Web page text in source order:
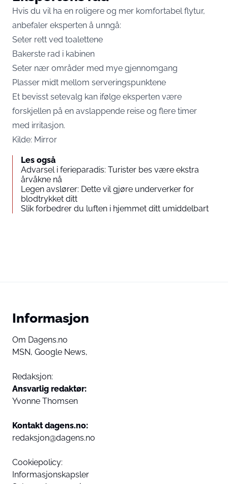
Hvis du vil ha en roligere og mer komfortabel flytur,
anbefaler eksperten å unngå:
Seter rett ved toalettene
Bakerste rad i kabinen
Seter nær områder med mye gjennomgang
Plasser midt mellom serveringspunktene
Et bevisst setevalg kan ifølge eksperten være
forskjellen på en avslappende reise og flere timer
med irritasjon.
Kilde: Mirror
Les også
Advarsel i ferieparadis: Turister bes være ekstra
årvåkne nå
Legen avslører: Dette vil gjøre underverker for
blodtrykket ditt
Slik forbedrer du luften i hjemmet ditt umiddelbart
Informasjon
Om Dagens.no
MSN, Google News,
Redaksjon:
Ansvarlig redaktør:
Yvonne Thomsen
Kontakt dagens.no:
redaksjon@dagens.no
Cookiepolicy:
Informasjonskapsler